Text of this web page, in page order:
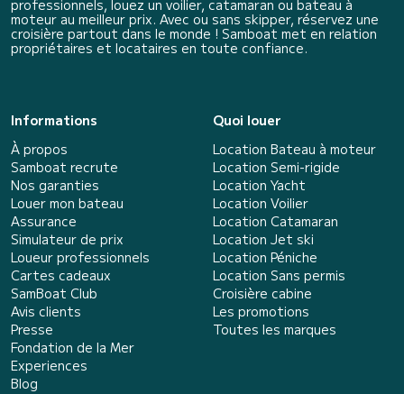
professionnels, louez un voilier, catamaran ou bateau à
moteur au meilleur prix. Avec ou sans skipper, réservez une
croisière partout dans le monde ! Samboat met en relation
propriétaires et locataires en toute confiance.
Informations
À propos
Samboat recrute
Nos garanties
Louer mon bateau
Assurance
Simulateur de prix
Loueur professionnels
Cartes cadeaux
SamBoat Club
Avis clients
Presse
Fondation de la Mer
Experiences
Blog
Quoi louer
Location Bateau à moteur
Location Semi-rigide
Location Yacht
Location Voilier
Location Catamaran
Location Jet ski
Location Péniche
Location Sans permis
Croisière cabine
Les promotions
Toutes les marques